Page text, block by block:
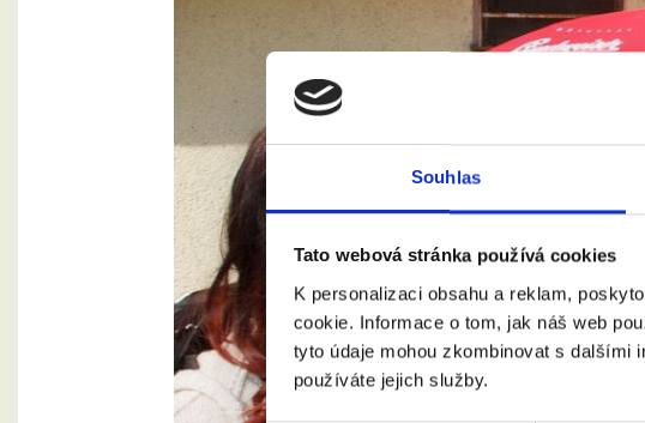
Souhlas
Tato webová stránka používá cookies
K personalizaci obsahu a reklam,
cookie. Informace o tom, jak náš web
tyto údaje mohou zkombinovat s dalšími
používáte jejich služby.